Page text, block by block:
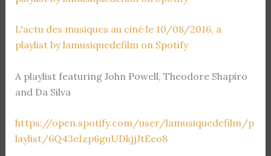
L'actu des musiques au ciné le 10/08/2016, a
playlist by lamusiquedefilm on Spotify
A playlist featuring John Powell, Theodore Shapiro
and Da Silva
https://open.spotify.com/user/lamusiquedefilm/p
laylist/6Q43eIzp6guUDkjjJtEeo8